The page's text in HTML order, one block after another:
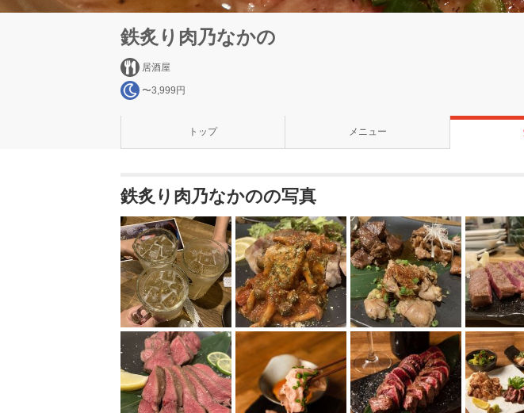
鉄炙り肉乃なかの
居酒屋
〜3,999円
トップ メニュー
鉄炙り肉乃なかのの写真